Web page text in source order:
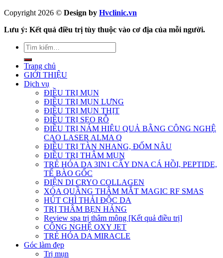
Copyright 2026 © Design by Hvclinic.vn
Lưu ý: Kết quả điều trị tùy thuộc vào cơ địa của mỗi người.
Trang chủ
GIỚI THIỆU
Dịch vụ
ĐIỀU TRỊ MỤN
ĐIỀU TRỊ MỤN LƯNG
ĐIỀU TRỊ MỤN THỊT
ĐIỀU TRỊ SẸO RỖ
ĐIỀU TRỊ NÁM HIỆU QUẢ BẰNG CÔNG NGHỆ
CAO LASER ALMA Q
ĐIỀU TRỊ TÀN NHANG, ĐỐM NÂU
ĐIỀU TRỊ THÂM MỤN
TRẺ HÓA DA 3IN1 CẤY DNA CÁ HỒI, PEPTIDE,
TẾ BÀO GỐC
ĐIỆN DI CRYO COLLAGEN
XÓA QUẦNG THÂM MẮT MAGIC RF SMAS
HÚT CHÌ THẢI ĐỘC DA
TRỊ THÂM BẸN HÁNG
Review spa trị thâm mông [Kết quả điều trị]
CÔNG NGHỆ OXY JET
TRẺ HÓA DA MIRACLE
Góc làm đẹp
Trị mụn